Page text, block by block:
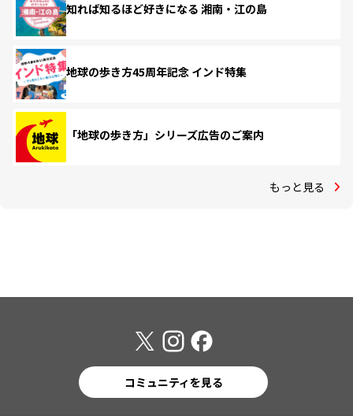
知れば知るほど好きになる 湘南・江の島
地球の歩き方45周年記念 インド特集
「地球の歩き方」シリーズ広告のご案内
もっと見る
コミュニティを見る